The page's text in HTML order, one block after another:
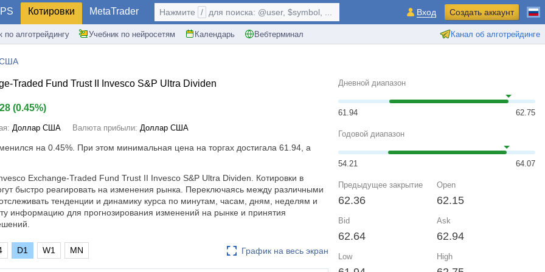
Котировки MetaTrader
по алготрейдингу Учебник по нейросетям Календарь Вебтерминал Канал об алготрейдинге
Нажмите / для поиска: @user, $symbol, ... Вход Создать аккаунт
США
Traded Fund Trust II Invesco S&P Ultra Dividen
(0.45%)
Доллар США Валюта прибыли: Доллар США
на 0.45% . При этом минимальная цена на торгах достигала 61.94, а
Exchange-Traded Fund Trust II Invesco S&P Ultra Dividen. Котировки в
быстро реагировать на изменения рынка. Переключаясь между различными
тенденции и динамику курса по минутам, часам, дням, неделям и
информацию для прогнозирования изменений на рынке и принятия
График на весь экран
D1 W1 MN
Дневной диапазон
61.94 62.75
Годовой диапазон
54.21 64.07
Предыдущее закрытие
62.36
Open
62.15
Bid
62.64
Ask
62.94
Low High